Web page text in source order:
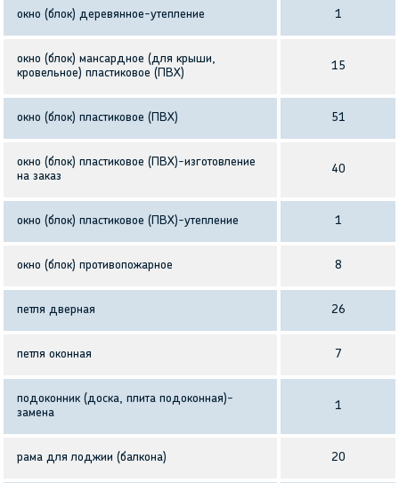
окно (блок) деревянное-утепление 1
окно (блок) мансардное (для крыши,
кровельное) пластиковое (ПВХ)
15
окно (блок) пластиковое (ПВХ) 51
окно (блок) пластиковое (ПВХ)-изготовление
на заказ
40
окно (блок) пластиковое (ПВХ)-утепление 1
окно (блок) противопожарное 8
петля дверная 26
петля оконная 7
подоконник (доска, плита подоконная)-
замена
1
рама для лоджии (балкона) 20